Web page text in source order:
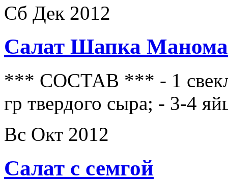
Сб Дек 2012
Салат Шапка
*** СОСТАВ *** - 1
гр твердого сыра; - 3-4
Вс Окт 2012
Салат с семгой